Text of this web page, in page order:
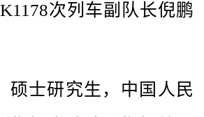
次列车副队长倪鹏
硕士研究生，中国人民